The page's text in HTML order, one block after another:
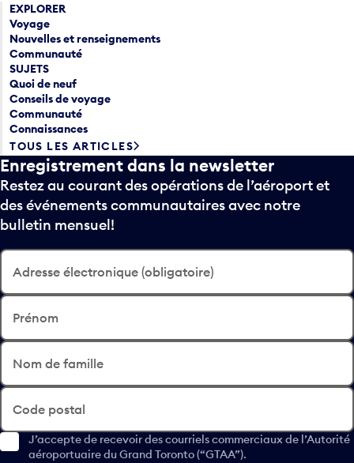
EXPLORER
Voyage
Nouvelles et renseignements
Communauté
SUJETS
Quoi de neuf
Conseils de voyage
Communauté
Connaissances
TOUS LES ARTICLES
Enregistrement dans la newsletter
Restez au courant des opérations de l’aéroport et
des événements communautaires avec notre
bulletin mensuel!
Adresse électronique (obligatoire)
Prénom
Nom de famille
Code postal
J’accepte de recevoir des courriels commerciaux de l’Autorité
aéroportuaire du Grand Toronto (“GTAA”).